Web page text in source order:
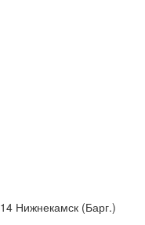
Нижнекамск (Барг.)